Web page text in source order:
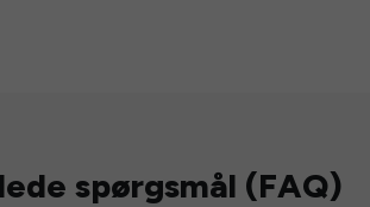
spørgsmål (FAQ)